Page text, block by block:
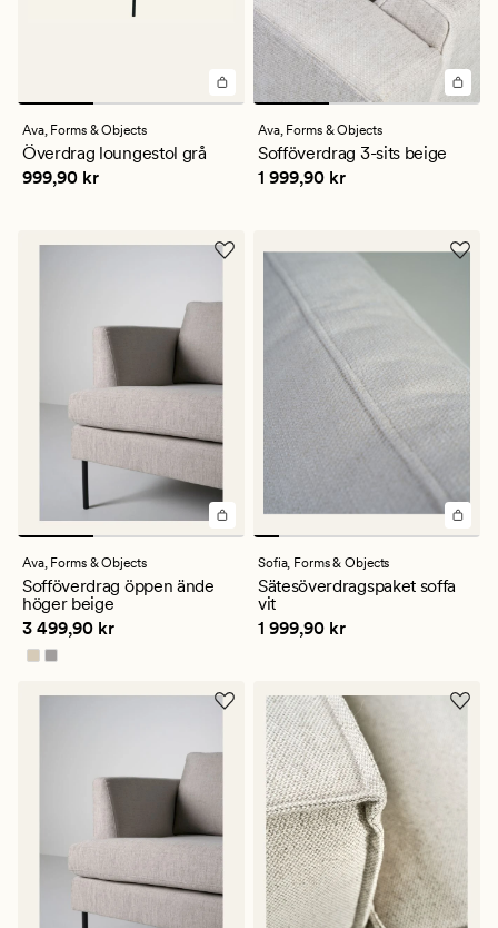
Ava, Forms & Objects
Överdrag loungestol grå
Pris 999,90 kr
999,90 kr
Ava, Forms & Objects
Sofföverdrag 3-sits beige
Pris 1 999,90 kr
1 999,90 kr
Ava, Forms & Objects
Sofföverdrag öppen ände
höger beige
Pris 3 499,90 kr
3 499,90 kr
Sofia, Forms & Objects
Sätesöverdragspaket soffa
vit
Pris 1 999,90 kr
1 999,90 kr